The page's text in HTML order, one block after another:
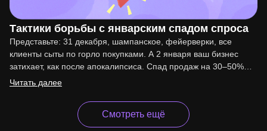
Тактики борьбы с январским спадом спроса
Представьте: 31 декабря, шампанское, фейерверки, все
клиенты сыты по горло покупками. А 2 января ваш бизнес
затихает, как после апокалипсиса. Спад продаж на 30–50%…
Читать далее
Смотреть ещё